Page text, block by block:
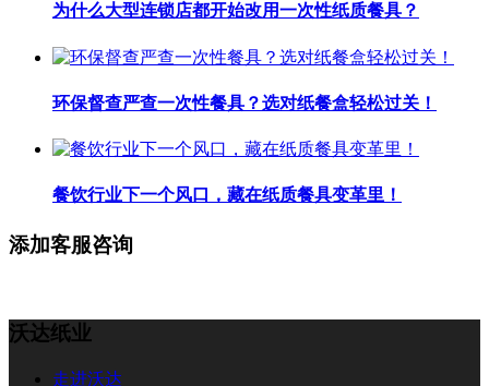
为什么大型连锁店都开始改用一次性纸质餐具？
环保督查严查一次性餐具？选对纸餐盒轻松过关！
餐饮行业下一个风口，藏在纸质餐具变革里！
添加客服咨询
沃达纸业
走进沃达